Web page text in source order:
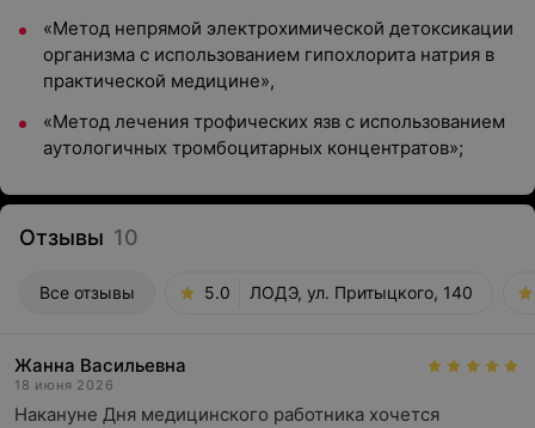
«Метод непрямой электрохимической детоксикации
организма с использованием гипохлорита натрия в
практической медицине»,
«Метод лечения трофических язв с использованием
аутологичных тромбоцитарных концентратов»;
Отзывы 10
Все отзывы 5.0 ЛОДЭ, ул. Притыцкого, 140
Жанна Васильевна
18 июня 2026
Накануне Дня медицинского работника хочется